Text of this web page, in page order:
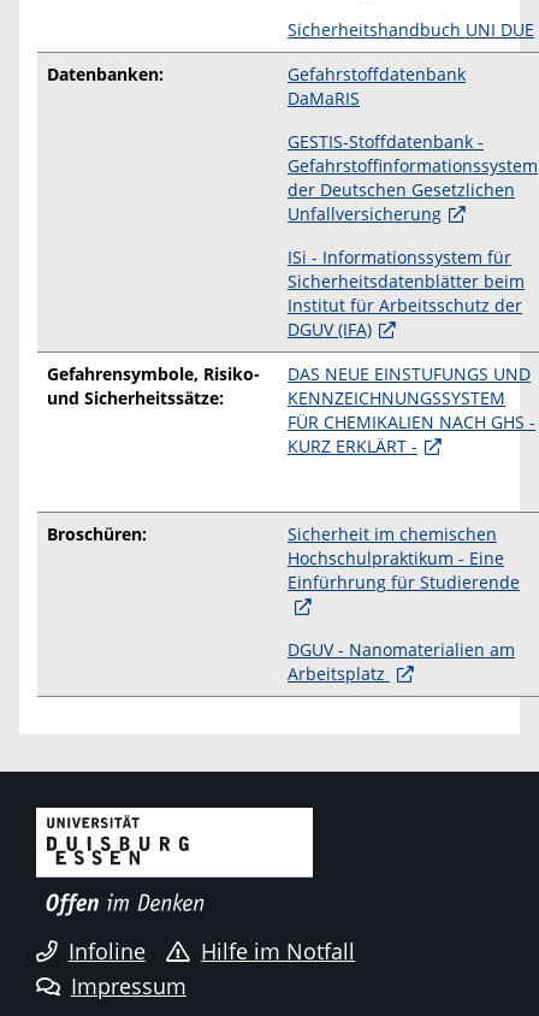
Sicherheitshandbuch UNI DUE
Datenbanken:
Gefahrstoffdatenbank
DaMaRIS
GESTIS-Stoffdatenbank -
Gefahrstoffinformationssystem
der Deutschen Gesetzlichen
Unfallversicherung
ISi - Informationssystem für
Sicherheitsdatenblätter beim
Institut für Arbeitsschutz der
DGUV (IFA)
Gefahrensymbole, Risiko-
und Sicherheitssätze:
DAS NEUE EINSTUFUNGS UND
KENNZEICHNUNGSSYSTEM
FÜR CHEMIKALIEN NACH GHS -
KURZ ERKLÄRT -
Broschüren:
Sicherheit im chemischen
Hochschulpraktikum - Eine
Einfürhrung für Studierende
DGUV - Nanomaterialien am
Arbeitsplatz
Infoline
Hilfe im Notfall
Impressum